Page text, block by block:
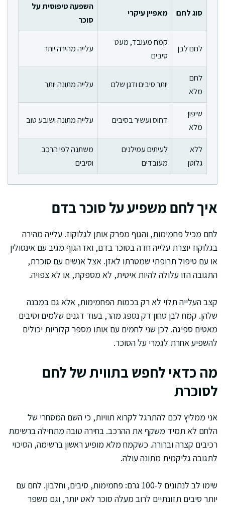
סוג לחם מאפיין עיקרי
השפעה טיפוסית על
סוכר
לחם לבן
קמח מעובד, מעט
סיבים
עלייה מהירה יותר
לחם
מלא
יותר סיבים ודגן שלם עלייה מתונה יותר
שיפון
מלא
דחוס ועשיר בסיבים עלייה מתונה ושובע טוב
ללא
גלוטן
לעיתים עמילנים
מעובדים
משתנה לפי הרכב
וסיבים
איך לחם משפיע על סוכר בדם
לחם מכיל פחמימות, והגוף מפרק אותן לגלוקוז. עלייה מהירה
בגלוקוז יוצרת עלייה חדה בסוכר בדם, ואז הגוף מגיב עם אינסולין
או עם טיפול תרופתי שמטרתו לאזן. אצל אנשים עם סוכרת,
התגובה הזו עלולה להיות איטית, לא מספקת, או לא צפויה.
קצב העלייה תלוי לא רק בכמות הפחמימות, אלא גם במבנה
שלהן. קמח לבן טחון דק נספג מהר, בעוד דגנים שלמים וסיבים
מאטים ספיגה. לכן שני לחמים עם אותו מספר קלוריות יכולים
להשפיע אחרת לגמרי על הסוכר.
מה כדאי לחפש בתווית של לחם
לסוכרת
אני ממליץ לכם להתרגל לקרוא תוויות, כי השם המסחרי של
הלחם לא תמיד משקף את ההרכב. בחירה טובה מתחילה ברשימת
רכיבים קצרה וברורה. כשקמח מלא מופיע ראשון ברשימה, הסיכוי
לתגובה גליקמית מתונה עולה.
שימו לב לנתונים ל-100 גרם: פחמימות, סיבים, וחלבון. לחם עם
יותר סיבים תזונתיים לרוב מעלה סוכר לאט יותר, וגם משפר